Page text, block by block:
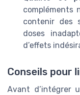
compléments
contenir des
doses
d’effets
Conseils pour
Avant d’intégrer